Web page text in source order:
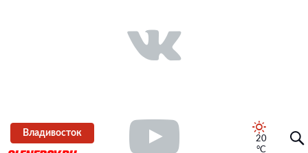
Владивосток
20
°C